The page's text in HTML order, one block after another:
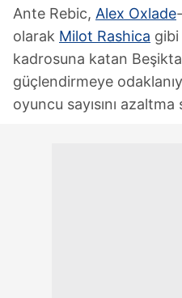
Ante Rebic, Alex Oxlade-
olarak Milot Rashica gibi
kadrosuna katan
güçlendirmeye
oyuncu sayısını